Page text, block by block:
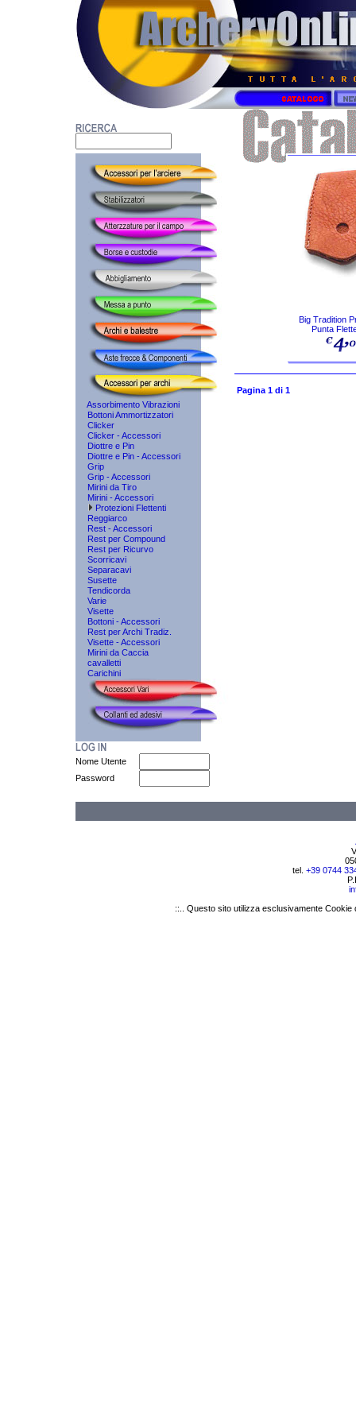
Assorbimento Vibrazioni
Bottoni Ammortizzatori
Clicker
Clicker - Accessori
Diottre e Pin
Diottre e Pin - Accessori
Grip
Grip - Accessori
Mirini da Tiro
Mirini - Accessori
Protezioni Flettenti
Reggiarco
Rest - Accessori
Rest per Compound
Rest per Ricurvo
Scorricavi
Separacavi
Susette
Tendicorda
Varie
Visette
Bottoni - Accessori
Rest per Archi Tradiz.
Visette - Accessori
Mirini da Caccia
cavalletti
Carichini
Nome Utente
Password
Big Tradition
Punta
Pagina 1 di 1
tel. +39 0744
::.. Questo sito utilizza esclusivamente